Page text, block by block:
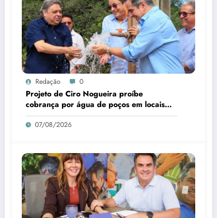
Redação 0
Projeto de Ciro Nogueira proíbe
cobrança por água de poços em locais
sem abastecimento público
07/08/2026